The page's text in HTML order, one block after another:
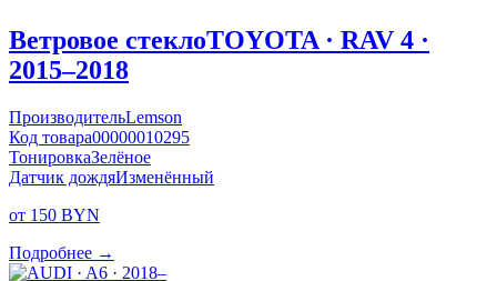
Ветровое стеклоTOYOTA · RAV 4 ·
2015–2018
ПроизводительLemson
Код товара00000010295
ТонировкаЗелёное
Датчик дождяИзменённый
от 150 BYN
Подробнее →